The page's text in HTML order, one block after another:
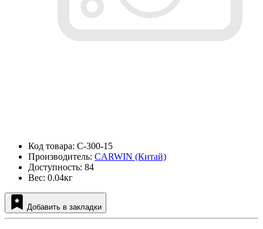
Код товара: C-300-15
Производитель: CARWIN (Китай)
Доступность: 84
Вес: 0.04кг
Добавить в закладки